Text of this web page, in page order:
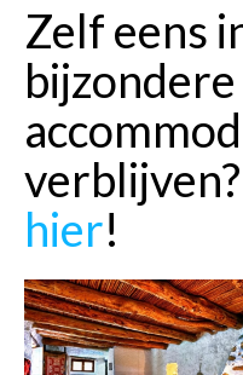
Zelf eens
bijzondere
hier!